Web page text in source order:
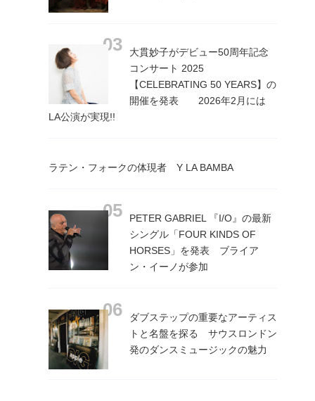
大貫妙子がデビュー50周年記念
コンサート 2025
【CELEBRATING 50 YEARS】の
開催を発表 2026年2月には
LA公演が実現!!
ラテン・フォークの体現者 Y LA BAMBA
PETER GABRIEL 『I/O』の最新
シングル「FOUR KINDS OF
HORSES」を発表 ブライア
ン・イーノが参加
ダブステップの重要なアーティス
トと名盤を探る サウスロンドン
発のダンスミュージックの魅力